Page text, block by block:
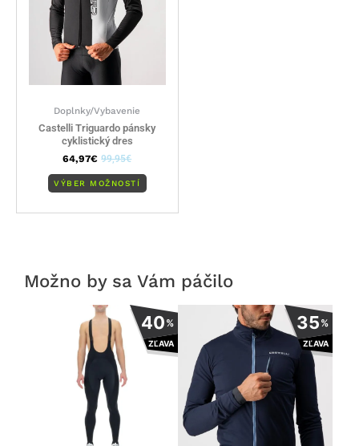
Doplnky/Vybavenie
Castelli Triguardo pánsky
cyklistický dres
64,97€ 99,95€
VÝBER MOŽNOSTÍ
na
Možno by sa Vám páčilo
40%
ZĽAVA
Tento
produkt
má
viacero
variantov.
35%
ZĽAVA
Tento
produkt
viacero
variantov.
Možnosti
môžete